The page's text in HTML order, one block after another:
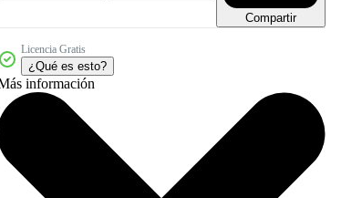
Compartir
Licencia Gratis
¿Qué es esto?
información